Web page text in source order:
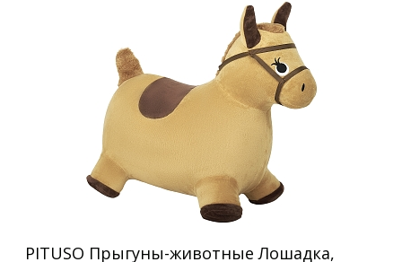
PITUSO Прыгуны-животные Лошадка,